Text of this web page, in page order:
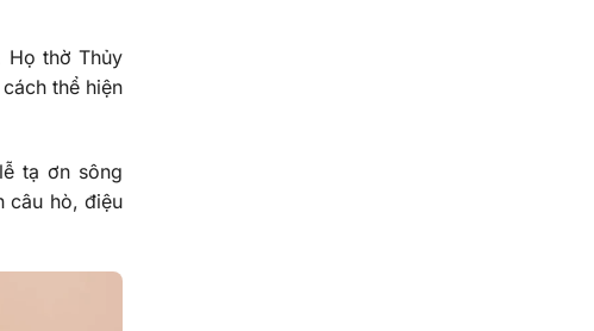
Họ thờ Thủy
thể hiện
tạ ơn sông
câu hò, điệu